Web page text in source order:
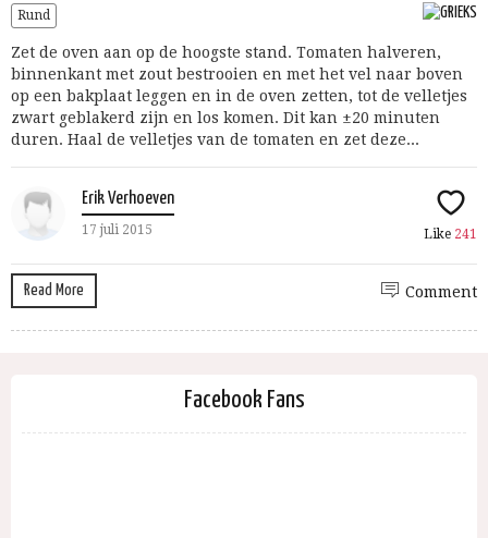
Rund
Zet de oven aan op de hoogste stand. Tomaten halveren,
binnenkant met zout bestrooien en met het vel naar boven
op een bakplaat leggen en in de oven zetten, tot de velletjes
zwart geblakerd zijn en los komen. Dit kan ±20 minuten
duren. Haal de velletjes van de tomaten en zet deze...
Erik Verhoeven
17 juli 2015 Like 241
Read More Comment
Facebook Fans